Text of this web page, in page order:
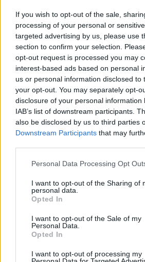
If you wish to opt-out of the sale,
processing of your personal or
targeted advertising by us, please use
section to confirm your selection.
opt-out request is processed you may
interest-based ads based on personal
us or personal information disclosed to
your opt-out. You may separately opt-
disclosure of your personal information
IAB’s list of downstream participants.
also be disclosed by us to third parties
Downstream Participants that may
Personal Data Processing Opt
I want to opt-out of the Sharing of
personal data.
Opted In
I want to opt-out of the Sale of my
Personal Data.
Opted In
I want to opt-out of processing my
przebiegłością, co czyniło go
naprawdę niebezpiecznym dla
Czytaj także:
Nel Rawlison –
W pustyni i w puszczy
akcji
Opis Baobabu z
w puszczy
podstawie powieści W
Kategorie
Tagi
W pustyni i w puszczy -
Mea – charakterystyka
Opis Port-Said w powieści